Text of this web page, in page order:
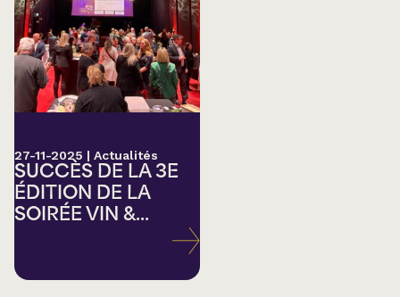
27-11-2025 | Actualités
SUCCÈS DE LA 3E
ÉDITION DE LA
SOIRÉE VIN &...